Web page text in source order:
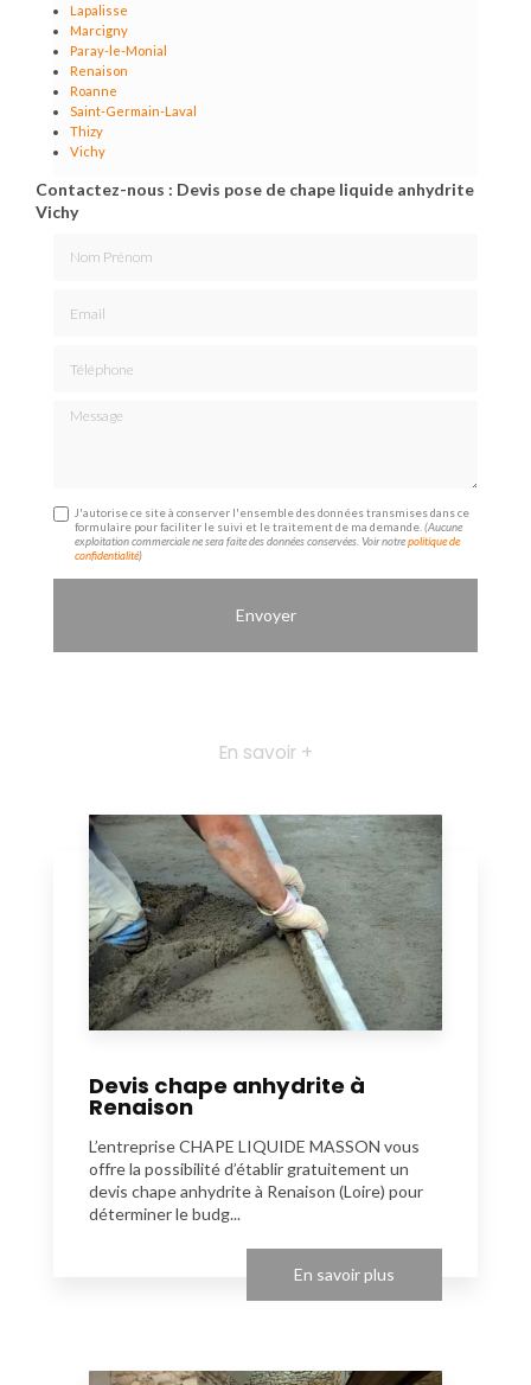
Lapalisse
Marcigny
Paray-le-Monial
Renaison
Roanne
Saint-Germain-Laval
Thizy
Vichy
Contactez-nous : Devis pose de chape liquide anhydrite
Vichy
Message
J'autorise ce site à conserver l'ensemble des données transmises dans ce
formulaire pour faciliter le suivi et le traitement de ma demande.(Aucune
exploitation commerciale ne sera faite des données conservées. Voir notrepolitique de
confidentialité)
En savoir +
Devis chape anhydrite à
Renaison
L’entreprise CHAPE LIQUIDE MASSON vous
offre la possibilité d’établir gratuitement un
devis chape anhydrite à Renaison (Loire) pour
déterminer le budg...
En savoir plus